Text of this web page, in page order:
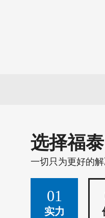
选择福
一切只为更好的
01
实力